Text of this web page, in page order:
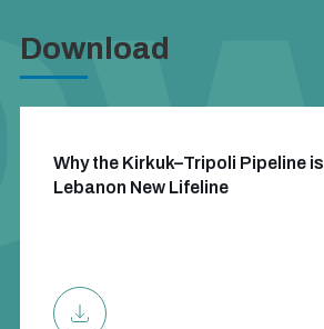
Download
Why the Kirkuk–Tripoli Pipeline is
Lebanon New Lifeline